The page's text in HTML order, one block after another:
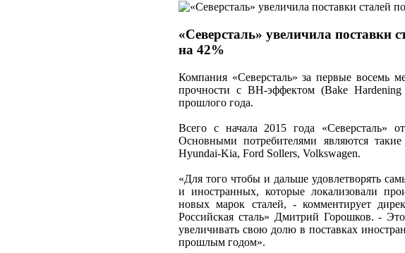
«Северсталь» увеличила поставки
на 42%
Компания «Северсталь» за первые восемь
прочности с ВН-эффектом (Bake
прошлого года.
Всего с начала 2015 года «Северсталь»
Основными потребителями являются
Hyundai-Kia, Ford Sollers, Volkswagen.
«Для того чтобы и дальше удовлетворять
и иностранных, которые локализовали
новых марок сталей, - комментирует
Российская сталь» Дмитрий Горошков. -
увеличивать свою долю в поставках
прошлым годом».